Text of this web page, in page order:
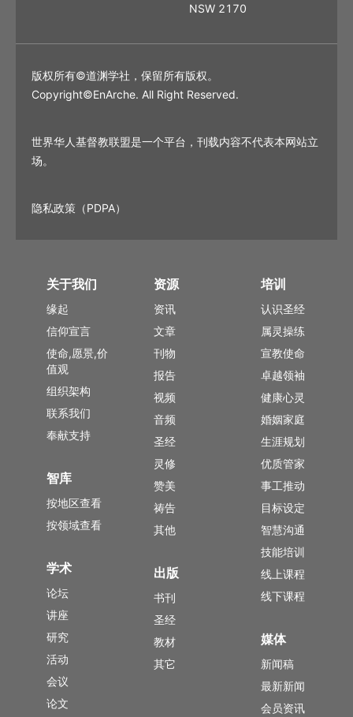
NSW 2170
版权所有©道渊学社，保留所有版权。
Copyright©EnArche. All Right Reserved.
世界华人基督教联盟是一个平台，刊载内容不代表本网站立
场。
隐私政策（PDPA）
关于我们
缘起
信仰宣言
使命,愿景,价
值观
组织架构
联系我们
奉献支持
智库
按地区查看
按领域查看
学术
论坛
讲座
研究
活动
会议
论文
资源
资讯
文章
刊物
报告
视频
音频
圣经
灵修
赞美
祷告
其他
出版
书刊
圣经
教材
其它
培训
认识圣经
属灵操练
宣教使命
卓越领袖
健康心灵
婚姻家庭
生涯规划
优质管家
事工推动
目标设定
智慧沟通
技能培训
线上课程
线下课程
媒体
新闻稿
最新新闻
会员资讯